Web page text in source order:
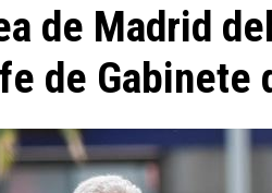
de Madrid
de Gabinete